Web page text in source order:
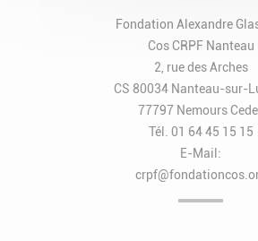
Fondation Alexandre
Cos CRPF Nanteau
2, rue des Arches
CS 80034 Nanteau-sur-
77797 Nemours
Tél. 01 64 45 15 15
E-Mail: